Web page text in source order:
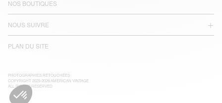
NOS BOUTIQUES
NOUS SUIVRE
PLAN DU SITE
PHOTOGRAPHIES RETOUCHÉES
COPYRIGHT 2025-2026 AMERICAN VINTAGE
ALL RIGHTS RESERVED